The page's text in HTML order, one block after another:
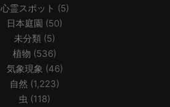
心霊スポット (5)
日本庭園 (50)
未分類 (5)
植物 (536)
気象現象 (46)
自然 (1,223)
虫 (118)